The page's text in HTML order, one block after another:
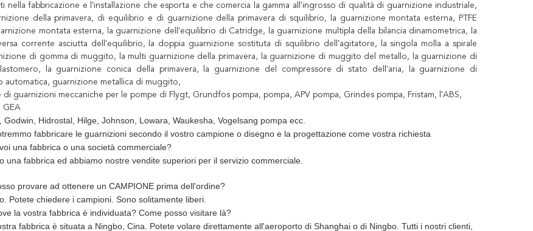
nella fabbricazione e l'installazione che esporta e che comercia la gamma all'ingrosso di qualità di guarnizione industriale,
della primavera, di equilibrio e di guarnizione della primavera di squilibrio, la guarnizione montata esterna, PTFE
montata esterna, la guarnizione dell'equilibrio di Catridge, la guarnizione multipla della bilancia dinamometrica, la
corrente asciutta dell'equilibrio, la doppia guarnizione sostituta di squilibrio dell'agitatore, la singola molla a spirale
di gomma di muggito, la multi guarnizione della primavera, la guarnizione di muggito del metallo, la guarnizione di
la guarnizione conica della primavera, la guarnizione del compressore di stato dell'aria, la guarnizione di
automatica, guarnizione metallica di muggito,
di guarnizioni meccaniche per le pompe di Flygt, Grundfos pompa, pompa, APV pompa, Grindes pompa, Fristam, l'ABS,
GEA
Godwin, Hidrostal, Hilge, Johnson, Lowara, Waukesha, Vogelsang pompa ecc.
fabbricare le guarnizioni secondo il vostro campione o disegno e la progettazione come vostra richiesta
una fabbrica o una società commerciale?
una fabbrica ed abbiamo nostre vendite superiori per il servizio commerciale.
provare ad ottenere un CAMPIONE prima dell'ordine?
Potete chiedere i campioni. Sono solitamente liberi.
la vostra fabbrica è individuata? Come posso visitare là?
fabbrica è situata a Ningbo, Cina. Potete volare direttamente all'aeroporto di Shanghai o di Ningbo. Tutti i nostri clienti,